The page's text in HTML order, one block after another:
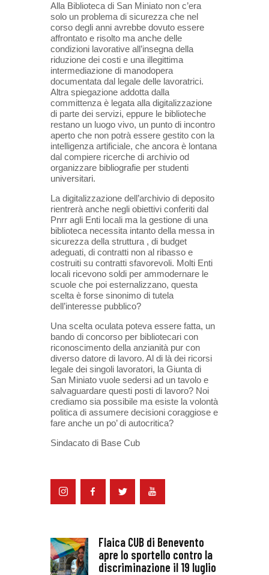
Alla Biblioteca di San Miniato non c’era
solo un problema di sicurezza che nel
corso degli anni avrebbe dovuto essere
affrontato e risolto ma anche delle
condizioni lavorative all’insegna della
riduzione dei costi e una illegittima
intermediazione di manodopera
documentata dal legale delle lavoratrici.
Altra spiegazione addotta dalla
committenza è legata alla digitalizzazione
di parte dei servizi, eppure le biblioteche
restano un luogo vivo, un punto di incontro
aperto che non potrà essere gestito con la
intelligenza artificiale, che ancora è lontana
dal compiere ricerche di archivio od
organizzare bibliografie per studenti
universitari.
La digitalizzazione dell’archivio di deposito
rientrerà anche negli obiettivi conferiti dal
Pnrr agli Enti locali ma la gestione di una
biblioteca necessita intanto della messa in
sicurezza della struttura , di budget
adeguati, di contratti non al ribasso e
costruiti su contratti sfavorevoli. Molti Enti
locali ricevono soldi per ammodernare le
scuole che poi esternalizzano, questa
scelta è forse sinonimo di tutela
dell’interesse pubblico?
Una scelta oculata poteva essere fatta, un
bando di concorso per bibliotecari con
riconoscimento della anzianità pur con
diverso datore di lavoro. Al di là dei ricorsi
legale dei singoli lavoratori, la Giunta di
San Miniato vuole sedersi ad un tavolo e
salvaguardare questi posti di lavoro? Noi
crediamo sia possibile ma esiste la volontà
politica di assumere decisioni coraggiose e
fare anche un po’ di autocritica?
Sindacato di Base Cub
Flaica CUB di Benevento
apre lo sportello contro la
discriminazione il 19 luglio